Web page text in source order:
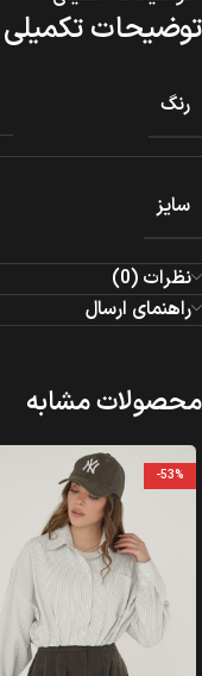
توضیحات تکمیلی
رنگ
سایز
نظرات (0)
راهنمای ارسال
محصولات مشابه
-53%